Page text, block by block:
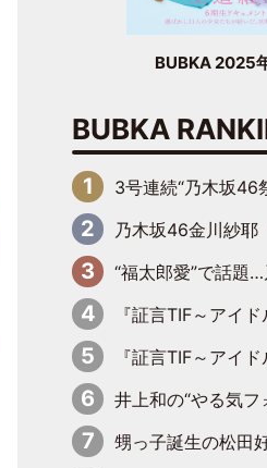
BUBKA 2025
BUBKA
3号連続“乃木坂46祭り” ラストを飾るのは賀喜遥香…5年ぶりの
乃木坂46金川紗耶『rienda』
“福太郎愛”で話題…乃木坂46一ノ瀬美空、地元福岡『
『証言TIF～アイドル戦国時代とはなんだったのか～』第6回：でんぱ組.inc・古川未鈴×相沢梨紗「『ハロプロやりた
『証言TIF～アイドル戦国時代とはなんだったのか～』第11回：私立恵比寿中学・真山りか×安本彩花「TIFで
井上和の“やる気フォント”にも注目 乃木坂46
甥っ子誕生の松田好花、京都で“ふたつの家族”をはしご！ “